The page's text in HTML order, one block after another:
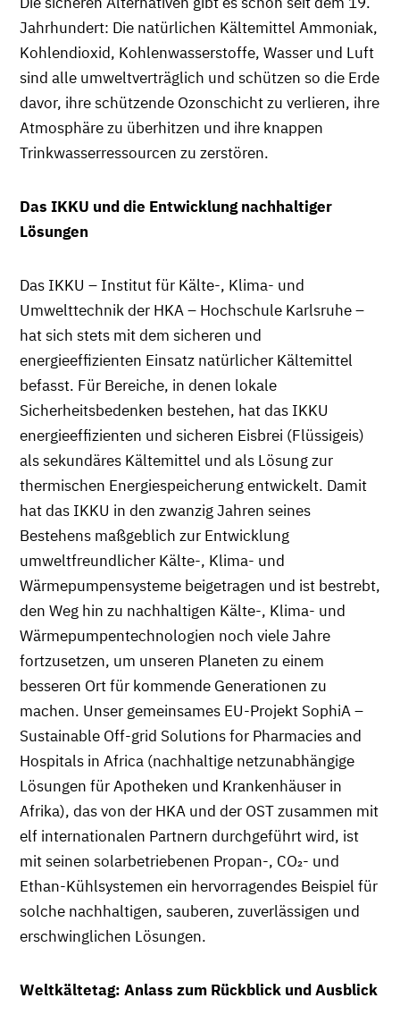
Jahrhundert: Die natürlichen Kältemittel Ammoniak,
Kohlendioxid, Kohlenwasserstoffe, Wasser und Luft
sind alle umweltverträglich und schützen so die Erde
davor, ihre schützende Ozonschicht zu verlieren, ihre
Atmosphäre zu überhitzen und ihre knappen
Trinkwasserressourcen zu zerstören.
Das IKKU und die Entwicklung nachhaltiger
Lösungen
Das IKKU – Institut für Kälte-, Klima- und
Umwelttechnik der HKA – Hochschule Karlsruhe –
hat sich stets mit dem sicheren und
energieeffizienten Einsatz natürlicher Kältemittel
befasst. Für Bereiche, in denen lokale
Sicherheitsbedenken bestehen, hat das IKKU
energieeffizienten und sicheren Eisbrei (Flüssigeis)
als sekundäres Kältemittel und als Lösung zur
thermischen Energiespeicherung entwickelt. Damit
hat das IKKU in den zwanzig Jahren seines
Bestehens maßgeblich zur Entwicklung
umweltfreundlicher Kälte-, Klima- und
Wärmepumpensysteme beigetragen und ist bestrebt,
den Weg hin zu nachhaltigen Kälte-, Klima- und
Wärmepumpentechnologien noch viele Jahre
fortzusetzen, um unseren Planeten zu einem
besseren Ort für kommende Generationen zu
machen. Unser gemeinsames EU-Projekt SophiA –
Sustainable Off-grid Solutions for Pharmacies and
Hospitals in Africa (nachhaltige netzunabhängige
Lösungen für Apotheken und Krankenhäuser in
Afrika), das von der HKA und der OST zusammen mit
elf internationalen Partnern durchgeführt wird, ist
mit seinen solarbetriebenen Propan-, CO₂- und
Ethan-Kühlsystemen ein hervorragendes Beispiel für
solche nachhaltigen, sauberen, zuverlässigen und
erschwinglichen Lösungen.
Weltkältetag: Anlass zum Rückblick und Ausblick